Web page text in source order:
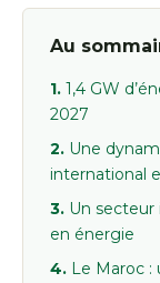
Au
1,4 GW
2027
Une
international
Un
en énergie
Le Maroc